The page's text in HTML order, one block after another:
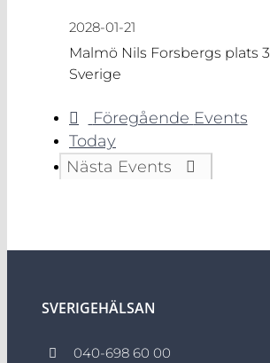
2028-01-21
Malmö Nils Forsbergs plats
Sverige
Föregående Events
Today
Nästa Events
SVERIGEHÄLSAN
040-698 60 00